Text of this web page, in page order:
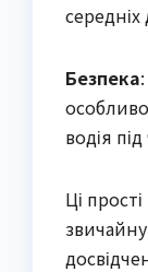
Безпека
водія
Ці